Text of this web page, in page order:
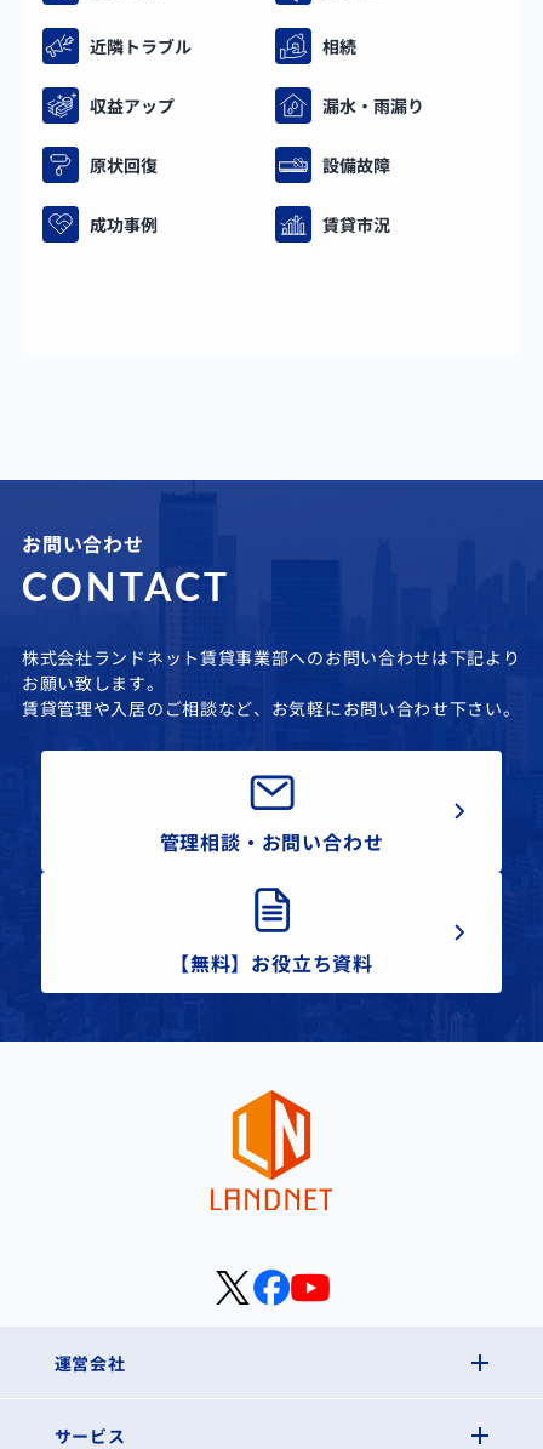
近隣トラブル 相続
収益アップ 漏水・雨漏り
原状回復 設備故障
成功事例 賃貸市況
お問い合わせ
CONTACT
株式会社ランドネット賃貸事業部へのお問い合わせは下記より
お願い致します。
賃貸管理や入居のご相談など、お気軽にお問い合わせ下さい。
管理相談・お問い合わせ
【無料】お役立ち資料
運営会社
サービス